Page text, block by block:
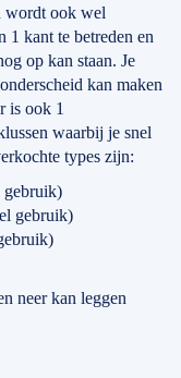
wordt ook wel
1 kant te betreden en
op kan staan. Je
kan maken
is ook 1
waarbij je snel
types zijn:
gebruik)
gebruik)
neer kan leggen